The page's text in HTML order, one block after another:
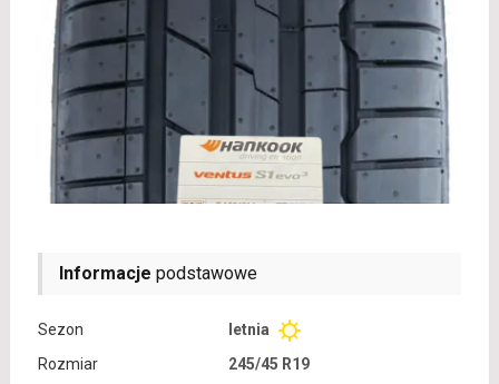
Informacje podstawowe
Sezon
letnia
Rozmiar
245/45 R19